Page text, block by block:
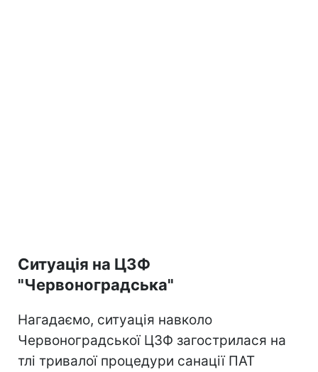
Ситуація на ЦЗФ
"Червоноградська"
Нагадаємо, ситуація навколо
Червоноградської ЦЗФ загострилася на
тлі тривалої процедури санації ПАТ